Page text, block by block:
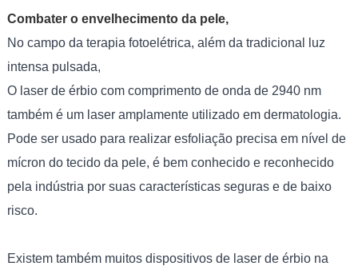
Combater o envelhecimento da pele,
No campo da terapia fotoelétrica, além da tradicional luz
intensa pulsada,
O laser de érbio com comprimento de onda de 2940 nm
também é um laser amplamente utilizado em dermatologia.
Pode ser usado para realizar esfoliação precisa em nível de
mícron do tecido da pele, é bem conhecido e reconhecido
pela indústria por suas características seguras e de baixo
risco.
Existem também muitos dispositivos de laser de érbio na